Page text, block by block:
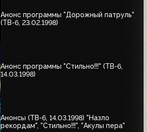
Анонс программы "Дорожный патруль"
(ТВ-6, 23.02.1998)
Анонс программы "Стильно!!!" (ТВ-6,
14.03.1998)
Анонсы (ТВ-6, 14.03.1998) "Назло
рекордам", "Стильно!!!", "Акулы пера"